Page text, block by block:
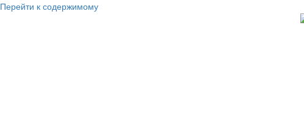
Перейти к содержимому